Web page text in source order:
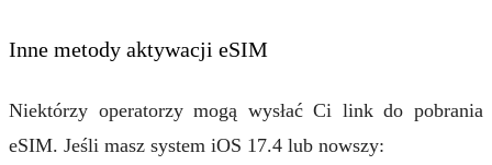
Inne metody aktywacji eSIM
Niektórzy operatorzy mogą wysłać Ci link do pobrania
eSIM. Jeśli masz system iOS 17.4 lub nowszy: